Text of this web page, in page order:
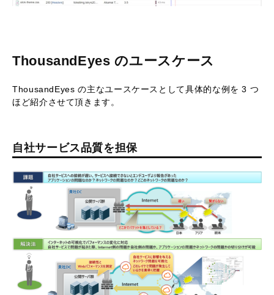
ThousandEyes のユースケース
ThousandEyes の主なユースケースとして具体的な例を 3 つ
ほど紹介させて頂きます。
自社サービス品質を担保